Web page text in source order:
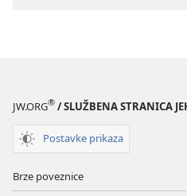
JW.ORG® / SLUŽBENA STRANICA
Postavke prikaza
Brze poveznice